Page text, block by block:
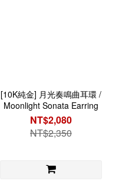
[10K純金] 月光奏鳴曲耳環 /
Moonlight Sonata Earring
NT$2,080
NT$2,350